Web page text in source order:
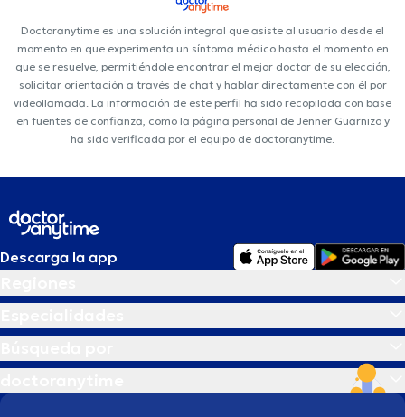
Doctoranytime es una solución integral que asiste al usuario desde el
momento en que experimenta un síntoma médico hasta el momento en
que se resuelve, permitiéndole encontrar el mejor doctor de su elección,
solicitar orientación a través de chat y hablar directamente con él por
videollamada. La información de este perfil ha sido recopilada con base
en fuentes de confianza, como la página personal de Jenner Guarnizo y
ha sido verificada por el equipo de doctoranytime.
Descarga la app